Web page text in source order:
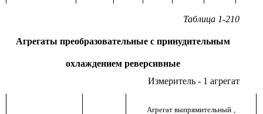
Таблица 1-210
Агрегаты преобразовательные с принудительным
охлаждением реверсивные
Измеритель - 1 агрегат
Агрегат выпрямительный ,